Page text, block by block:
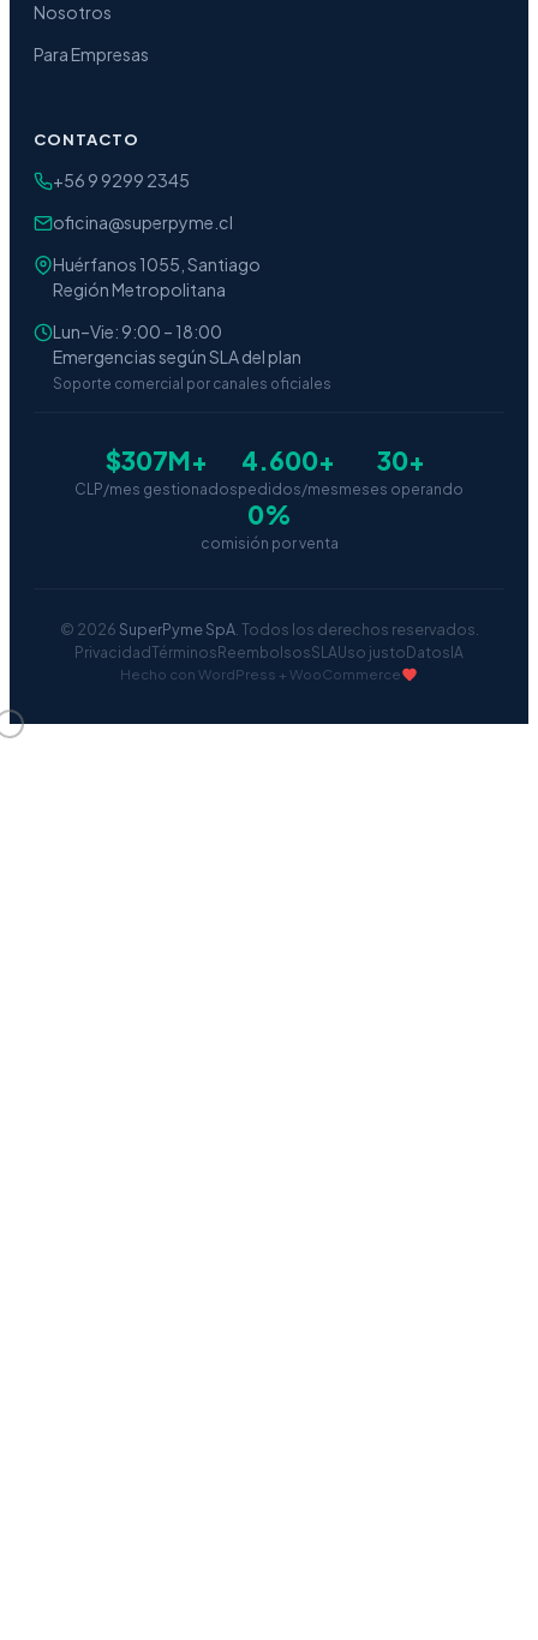
Nosotros
Para Empresas
CONTACTO
+56 9 9299 2345
oficina@superpyme.cl
Huérfanos 1055, Santiago
Región Metropolitana
Lun–Vie: 9:00 – 18:00
Emergencias según SLA del plan
Soporte comercial por canales oficiales
$307M+
CLP/mes gestionados
4.600+
pedidos/mes
30+
meses operando
0%
comisión por venta
© 2026 SuperPyme SpA. Todos los derechos reservados.
PrivacidadTérminos ReembolsosSLAUso justo Datos IA
Hecho con WordPress + WooCommerce